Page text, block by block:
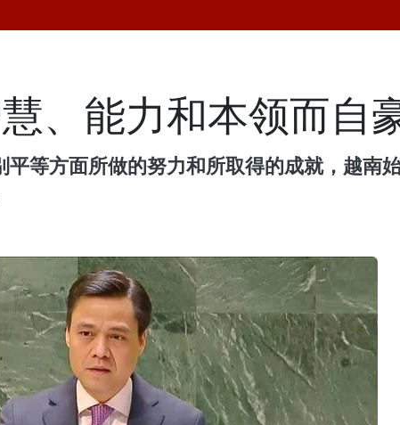
、能力和本领而自
等方面所做的努力和所取得的成就，越南